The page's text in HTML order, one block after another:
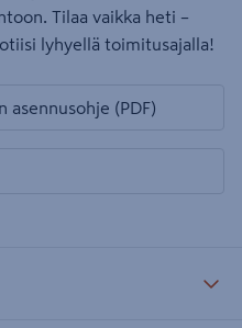
Tilaa vaikka heti –
lyhyellä toimitusajalla!
asennusohje (PDF)